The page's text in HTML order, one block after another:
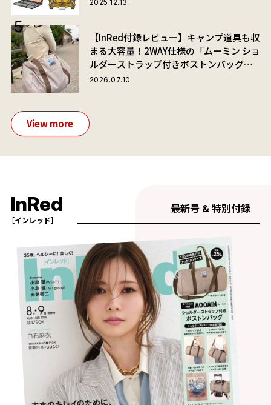
2025.12.13
【InRed付録レビュー】キャンプ道具も収
まる大容量！2WAY仕様の「ムーミン ショ
ルダーストラップ付きボストンバッグ」
が夏旅におすすめな理由
2026.07.10
View more
InRed
［インレッド］
最新号 & 特別付録